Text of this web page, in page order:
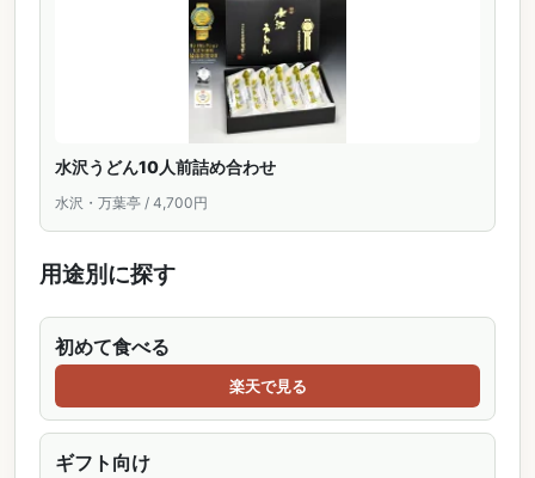
水沢うどん10人前詰め合わせ
水沢・万葉亭 / 4,700円
用途別に探す
初めて食べる
楽天で見る
ギフト向け